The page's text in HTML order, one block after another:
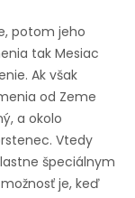
potom jeho
tak Mesiac
Ak však
od Zeme
a okolo
Vtedy
špeciálnym
je, keď